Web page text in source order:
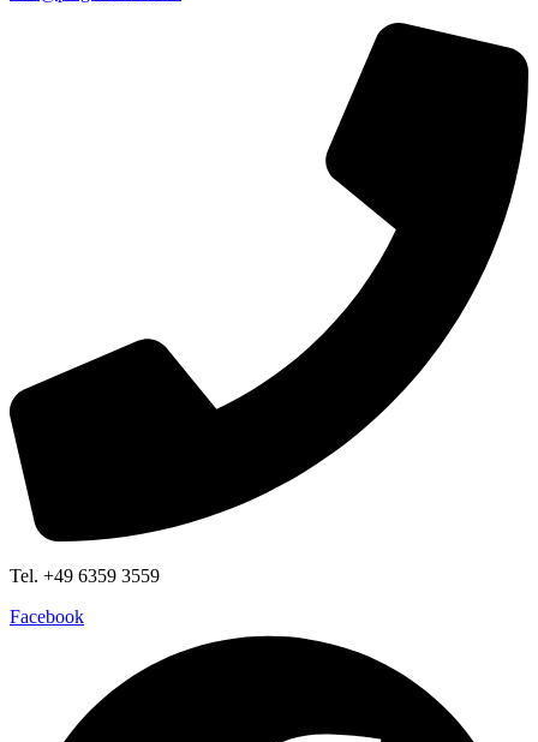
Tel. +49 6359 3559
Facebook